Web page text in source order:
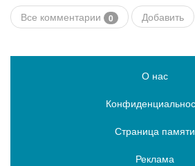
Все комментарии 0 Добавить
О нас
Страница памяти
Реклама